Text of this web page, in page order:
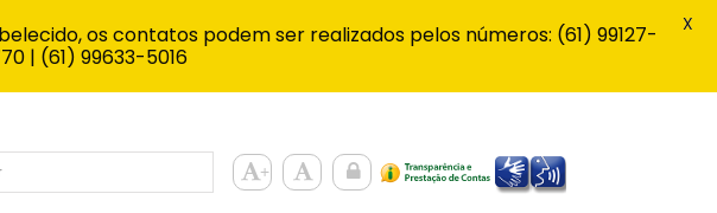
os contatos podem ser realizados pelos números: (61) 99127-
| (61) 99633-5016
X